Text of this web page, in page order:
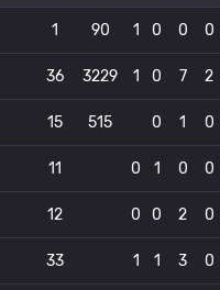
1 90 1 0 0 0
36 3229 1 0 7 2
15 515 0 1 0
11 0 1 0 0
12 0 0 2 0
33 1 1 3 0